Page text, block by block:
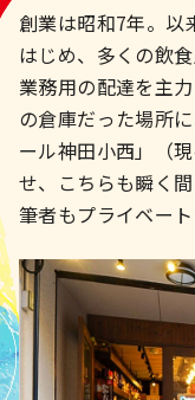
創業は昭和7年。以
はじめ、多くの飲
業務用の配達を主
の倉庫だった場所
ール神田小西」（
せ、こちらも瞬く
筆者もプライベー